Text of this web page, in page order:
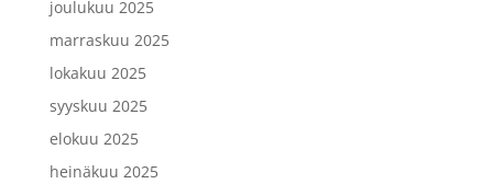
joulukuu 2025
marraskuu 2025
lokakuu 2025
syyskuu 2025
elokuu 2025
heinäkuu 2025